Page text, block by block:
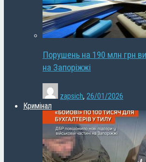
Порушень на 190 млн грн
на Запоріжжі
zapsich, 26/01/2026
Кримінал